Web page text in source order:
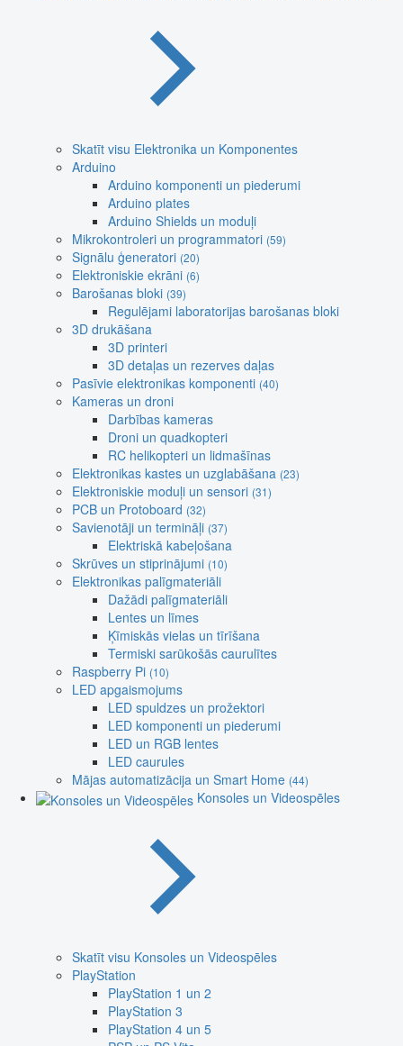
Skatīt visu Elektronika un Komponentes
Arduino
Arduino komponenti un piederumi
Arduino plates
Arduino Shields un moduļi
Mikrokontroleri un programmatori (59)
Signālu ģeneratori (20)
Elektroniskie ekrāni (6)
Barošanas bloki (39)
Regulējami laboratorijas barošanas bloki
3D drukāšana
3D printeri
3D detaļas un rezerves daļas
Pasīvie elektronikas komponenti (40)
Kameras un droni
Darbības kameras
Droni un quadkopteri
RC helikopteri un lidmašīnas
Elektronikas kastes un uzglabāšana (23)
Elektroniskie moduļi un sensori (31)
PCB un Protoboard (32)
Savienotāji un termināļi (37)
Elektriskā kabeļošana
Skrūves un stiprinājumi (10)
Elektronikas palīgmateriāli
Dažādi palīgmateriāli
Lentes un līmes
Ķīmiskās vielas un tīrīšana
Termiski sarūkošās caurulītes
Raspberry Pi (10)
LED apgaismojums
LED spuldzes un prožektori
LED komponenti un piederumi
LED un RGB lentes
LED caurules
Mājas automatizācija un Smart Home (44)
Konsoles un Videospēles
Skatīt visu Konsoles un Videospēles
PlayStation
PlayStation 1 un 2
PlayStation 3
PlayStation 4 un 5